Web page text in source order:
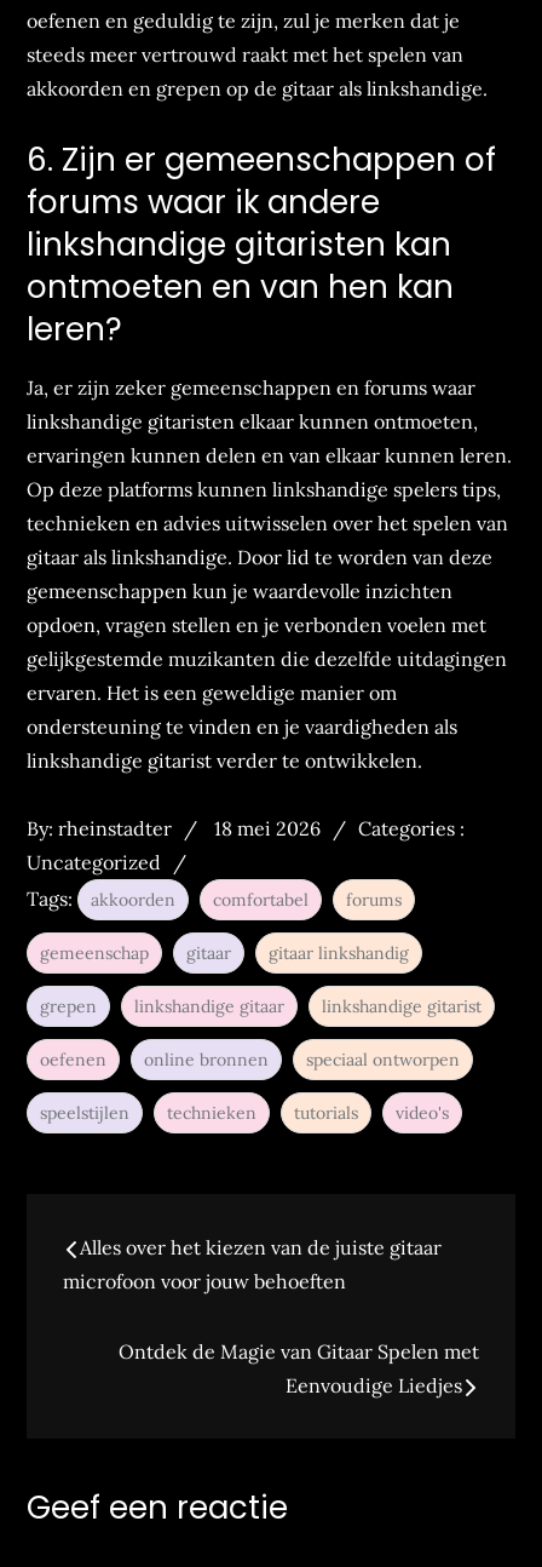
oefenen en geduldig te zijn, zul je merken dat je
steeds meer vertrouwd raakt met het spelen van
akkoorden en grepen op de gitaar als linkshandige.
6. Zijn er gemeenschappen of
forums waar ik andere
linkshandige gitaristen kan
ontmoeten en van hen kan
leren?
Ja, er zijn zeker gemeenschappen en forums waar
linkshandige gitaristen elkaar kunnen ontmoeten,
ervaringen kunnen delen en van elkaar kunnen leren.
Op deze platforms kunnen linkshandige spelers tips,
technieken en advies uitwisselen over het spelen van
gitaar als linkshandige. Door lid te worden van deze
gemeenschappen kun je waardevolle inzichten
opdoen, vragen stellen en je verbonden voelen met
gelijkgestemde muzikanten die dezelfde uitdagingen
ervaren. Het is een geweldige manier om
ondersteuning te vinden en je vaardigheden als
linkshandige gitarist verder te ontwikkelen.
By:rheinstadter
Posted
18 mei 2026
Categories
Categories :
Uncategorized
Tags:
akkoorden comfortabel forums
gemeenschap gitaar gitaar linkshandig
grepen linkshandige gitaar linkshandige gitarist
oefenen online bronnen speciaal ontworpen
speelstijlen technieken tutorials video's
Bericht
navigatie
Alles over het kiezen van de juiste gitaar
microfoon voor jouw behoeften
Ontdek de Magie van Gitaar Spelen met
Eenvoudige Liedjes
Geef een reactie